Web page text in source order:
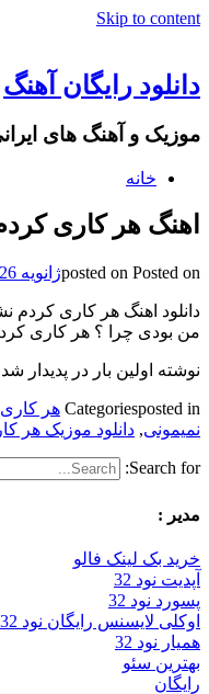
Skip to content
دانلود رایگان آهنگ
موزیک و آهنگ های
خانه
اهنگ هر کاری
posted on Posted on ژانویه 26, 2017
دانلود اهنگ هر کاری
من بودی چرا ؟ هر کاری
نوشته اولین بار در پدیدار
Categoriesposted in هر
نمیمونی, دانلود موزیک هر
Search for:
مدیر :
خرید بک لینک فالو
آپدیت نود 32
پسورد نود 32
اوکلی لایسنس رایگان نود 32
همیار نود 32
بهترین سئو
رایگان